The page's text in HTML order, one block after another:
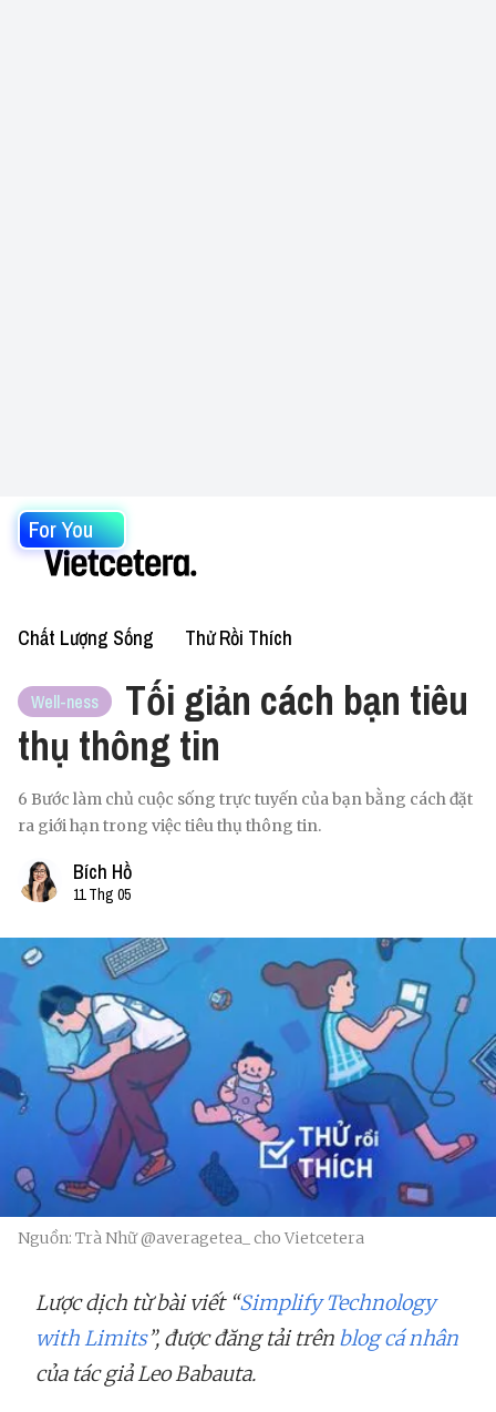
For You
Chất Lượng Sống Thử Rồi Thích
Well-ness
Tối giản cách bạn tiêu
thụ thông tin
6 Bước làm chủ cuộc sống trực tuyến của bạn bằng cách đặt
ra giới hạn trong việc tiêu thụ thông tin.
Bích Hồ
11 Thg 05
Nguồn: Trà Nhữ @averagetea_ cho Vietcetera
Lược dịch từ bài viết “Simplify Technology
with Limits”, được đăng tải trên blog cá nhân
của tác giả Leo Babauta.